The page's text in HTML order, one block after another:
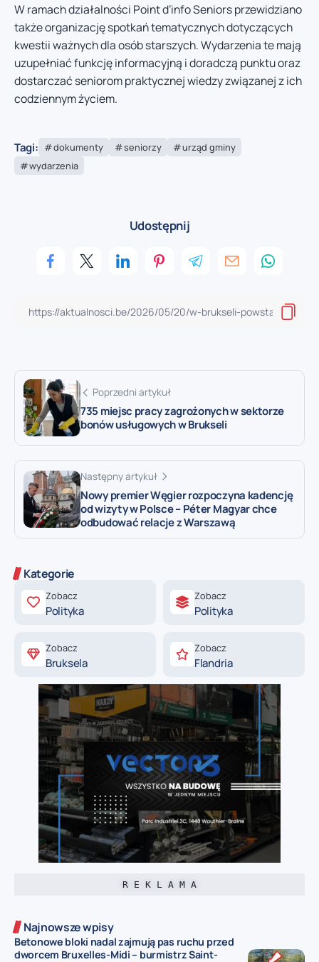
W ramach działalności Point d’info Seniors przewidziano
także organizację spotkań tematycznych dotyczących
kwestii ważnych dla osób starszych. Wydarzenia te mają
uzupełniać funkcję informacyjną i doradczą punktu oraz
dostarczać seniorom praktycznej wiedzy związanej z ich
codziennym życiem.
Tagi: dokumenty seniorzy
urząd gminy
wydarzenia
Udostępnij
Poprzedni artykuł
735 miejsc pracy zagrożonych w sektorze
bonów usługowych w Brukseli
Następny artykuł
Nowy premier Węgier rozpoczyna kadencję
od wizyty w Polsce – Péter Magyar chce
odbudować relacje z Warszawą
Kategorie
Zobacz
Polityka
Zobacz
Polityka
Zobacz
Bruksela
Zobacz
Flandria
R E K L A M A
Najnowsze wpisy
Betonowe bloki nadal zajmują pas ruchu przed
dworcem Bruxelles-Midi – burmistrz Saint-